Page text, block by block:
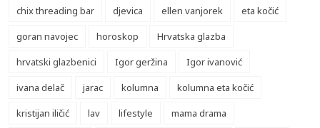
chix threading bar
djevica ellen vanjorek
eta kočić
goran navojec
horoskop
Hrvatska glazba
hrvatski glazbenici
Igor geržina
Igor ivanović
ivana delač
jarac kolumna
kolumna eta kočić
kristijan iličić
lav lifestyle
mama drama